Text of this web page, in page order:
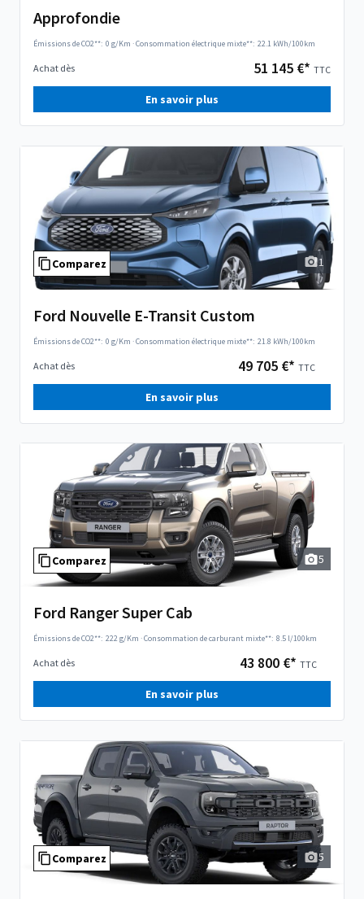
Approfondie
Émissions de CO2**: 0 g/Km ·Consommation électrique mixte**: 22.1 kWh/100km
Achat dès 51 145 €* TTC
En savoir plus
Comparez 1
Ford Nouvelle E-Transit Custom
Émissions de CO2**: 0 g/Km ·Consommation électrique mixte**: 21.8 kWh/100km
Achat dès 49 705 €* TTC
En savoir plus
Comparez 5
Ford Ranger Super Cab
Émissions de CO2**: 222 g/Km ·Consommation de carburant mixte**: 8.5 l/100km
Achat dès 43 800 €* TTC
En savoir plus
Comparez 5